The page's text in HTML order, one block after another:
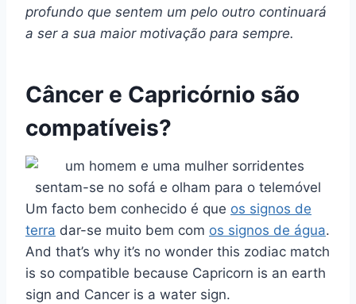
profundo que sentem um pelo outro continuará
a ser a sua maior motivação para sempre.
Câncer e Capricórnio são
compatíveis?
Um facto bem conhecido é que os signos de
terra dar-se muito bem com os signos de água.
And that’s why it’s no wonder this zodiac match
is so compatible because Capricorn is an earth
sign and Cancer is a water sign.